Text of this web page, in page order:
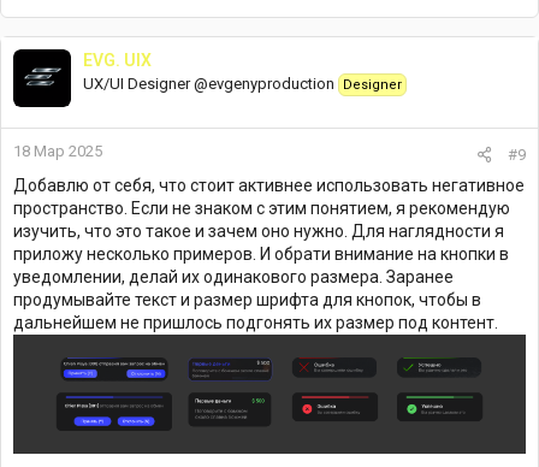
EVG. UIX
UX/UI Designer @evgenyproduction Designer
18 Мар 2025 #9
Добавлю от себя, что стоит активнее использовать негативное
пространство. Если не знаком с этим понятием, я рекомендую
изучить, что это такое и зачем оно нужно. Для наглядности я
приложу несколько примеров. И обрати внимание на кнопки в
уведомлении, делай их одинакового размера. Заранее
продумывайте текст и размер шрифта для кнопок, чтобы в
дальнейшем не пришлось подгонять их размер под контент.